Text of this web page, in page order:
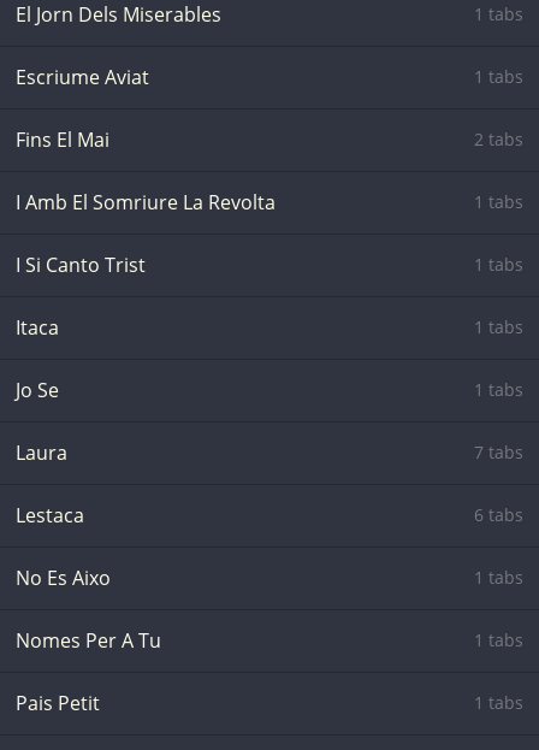
El Jorn Dels Miserables 1 tabs
Escriume Aviat 1 tabs
Fins El Mai 2 tabs
I Amb El Somriure La Revolta 1 tabs
I Si Canto Trist 1 tabs
Itaca 1 tabs
Jo Se 1 tabs
Laura 7 tabs
Lestaca 6 tabs
No Es Aixo 1 tabs
Nomes Per A Tu 1 tabs
Pais Petit 1 tabs